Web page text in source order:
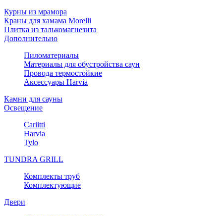
Курны из мрамора
Краны для хамама Morelli
Плитка из талькомагнезита
Дополнительно
Пиломатериалы
Материалы для обустройства саун
Провода термостойкие
Аксессуары Harvia
Камни для сауны
Освещение
Cariitti
Harvia
Tylo
TUNDRA GRILL
Комплекты труб
Комплектующие
Двери